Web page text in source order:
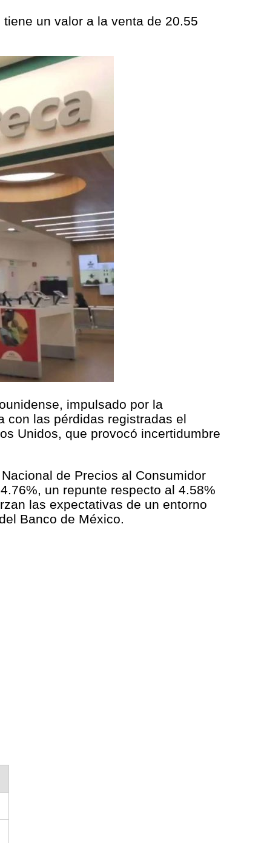
un valor a la venta de 20.55
impulsado por la
con las pérdidas registradas el
Unidos, que provocó incertidumbre
de Precios al Consumidor
un repunte respecto al 4.58%
las expectativas de un entorno
Banco de México.